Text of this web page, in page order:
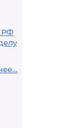
РФ